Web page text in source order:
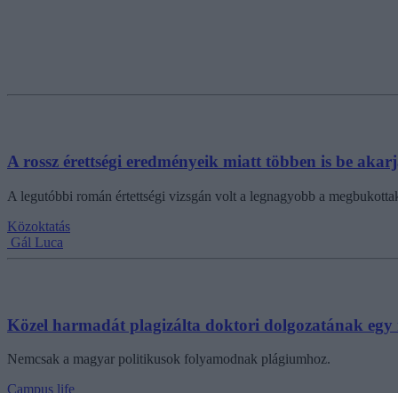
A rossz érettségi eredményeik miatt többen is be
A legutóbbi román értettségi vizsgán volt a legnagyobb a
Közoktatás
Gál Luca
Közel harmadát plagizálta doktori dolgozatának
Nemcsak a magyar politikusok folyamodnak plágiumhoz.
Campus life